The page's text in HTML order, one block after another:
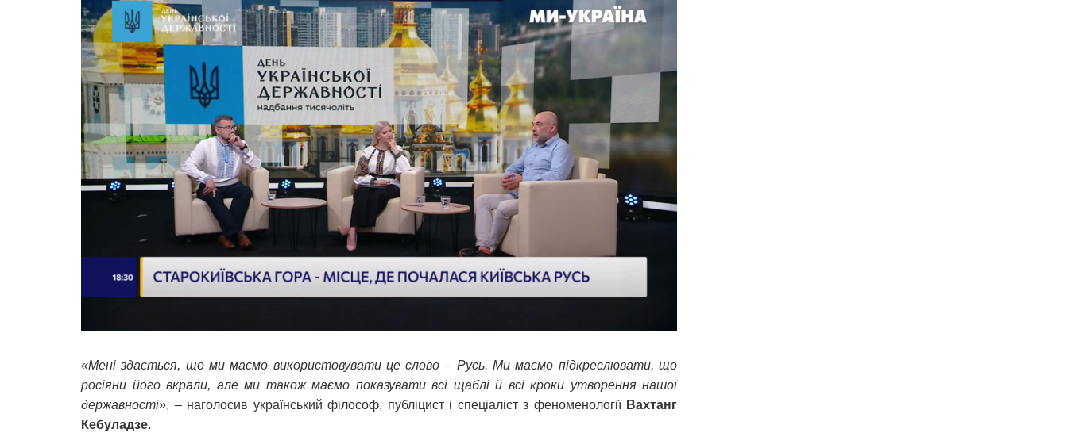
«Мені здається, що ми маємо використовувати це слово – Русь. Ми маємо підкреслювати, що
росіяни його вкрали, але ми також маємо показувати всі щаблі й всі кроки утворення нашої
державності», – наголосив український філософ, публіцист і спеціаліст з феноменології Вахтанг
Кебуладзе.